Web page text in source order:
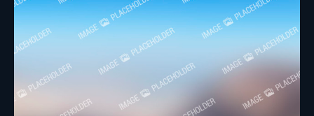
NOVOSTI
KONTAKT